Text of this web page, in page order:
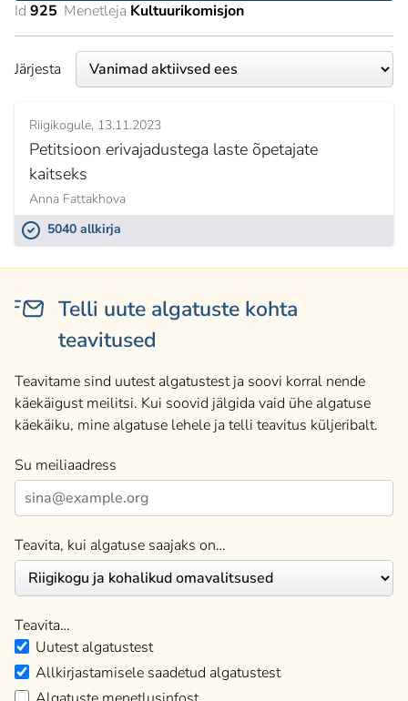
Id 925 Menetleja Kultuurikomisjon
Järjesta
Riigikogule 13.11.2023
Petitsioon erivajadustega laste õpetajate
kaitseks
Anna Fattakhova
5040 allkirja
Telli uute algatuste kohta
teavitused
Teavitame sind uutest algatustest ja soovi korral nende
käekäigust meilitsi. Kui soovid jälgida vaid ühe algatuse
käekäiku, mine algatuse lehele ja telli teavitus küljeribalt.
Su meiliaadress
Teavita, kui algatuse saajaks on…
Teavita…
Uutest algatustest
Allkirjastamisele saadetud algatustest